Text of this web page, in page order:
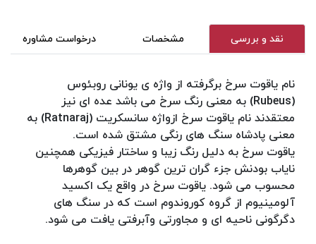
نقد و بررسی مشخصات درخواست مشاوره
نام یاقوت سرخ برگرفته از واژه ی یونانی روبئوس
(Rubeus) به معنی رنگ سرخ می باشد عده ای نیز
معتقدند نام یاقوت سرخ ازواژه سانسکریت (Ratnaraj) به
معنی پادشاه سنگ های رنگی مشتق شده است.
یاقوت سرخ به دلیل رنگ زیبا و ساختار فیزیکی همچنین
نایاب بودنش جزء گران ترین گوهر در بین گوهرها
محسوب می شود. یاقوت سرخ در واقع یک اکسید
آلومینیوم از گروه کوروندوم است که در سنگ های
دگرگونی ناحیه ای و مجاورتی وآبرفتی یافت می شود.